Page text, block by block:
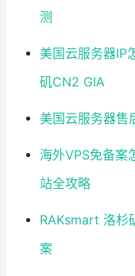
测
美国云服务器IP
矶CN2 GIA
美国云服务器售
海外VPS免备案
站全攻略
RAKsmart 洛杉
案